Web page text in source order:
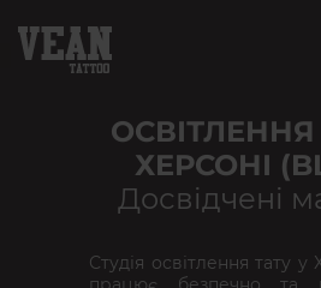
ОСВІТЛЕННЯ
ХЕРСОНІ
Досвідчені
Студія освітлення тату у